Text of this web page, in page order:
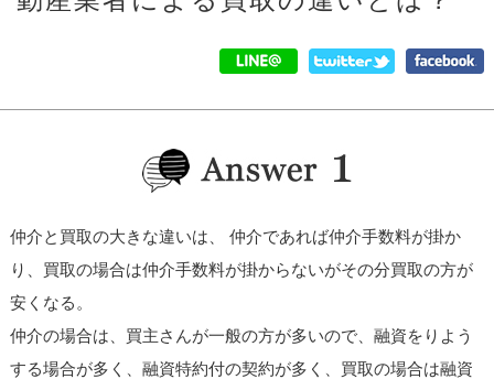
仲介と買取の大きな違いは、 仲介であれば仲介手数料が掛か
り、買取の場合は仲介手数料が掛からないがその分買取の方が
安くなる。
仲介の場合は、買主さんが一般の方が多いので、融資をりよう
する場合が多く、融資特約付の契約が多く、買取の場合は融資